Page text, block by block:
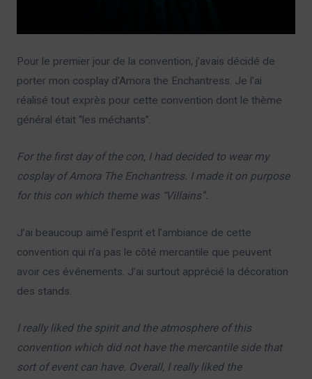
Pour le premier jour de la convention, j’avais décidé de
porter mon cosplay d’Amora the Enchantress. Je l’ai
réalisé tout exprès pour cette convention dont le thème
général était “les méchants”.
For the first day of the con, I had decided to wear my
cosplay of Amora The Enchantress. I made it on purpose
for this con which theme was “Villains”.
J’ai beaucoup aimé l’esprit et l’ambiance de cette
convention qui n’a pas le côté mercantile que peuvent
avoir ces événements. J’ai surtout apprécié la décoration
des stands.
I really liked the spirit and the atmosphere of this
convention which did not have the mercantile side that
sort of event can have. Overall, I really liked the